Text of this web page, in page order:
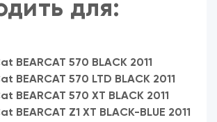
для:
BEARCAT 570 BLACK 2011
BEARCAT 570 LTD BLACK 2011
BEARCAT 570 XT BLACK 2011
BEARCAT Z1 XT BLACK-BLUE 2011